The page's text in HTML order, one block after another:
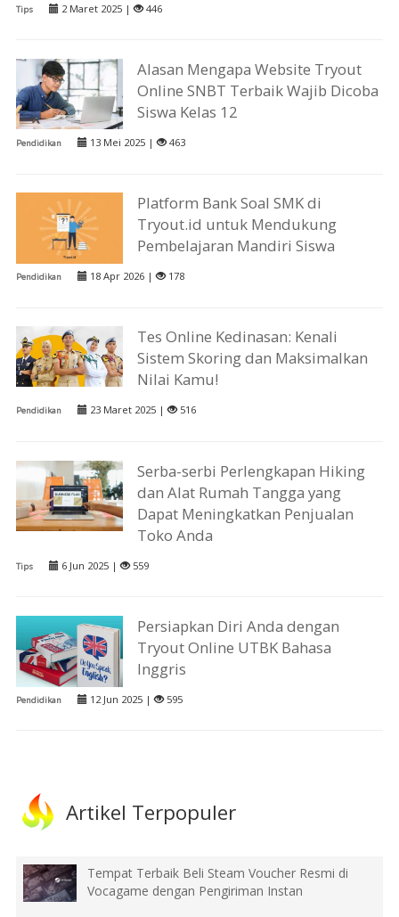
Tips 2 Maret 2025 | 446
Alasan Mengapa Website Tryout
Online SNBT Terbaik Wajib Dicoba
Siswa Kelas 12
Pendidikan 13 Mei 2025 | 463
Platform Bank Soal SMK di
Tryout.id untuk Mendukung
Pembelajaran Mandiri Siswa
Pendidikan 18 Apr 2026 | 178
Tes Online Kedinasan: Kenali
Sistem Skoring dan Maksimalkan
Nilai Kamu!
Pendidikan 23 Maret 2025 | 516
Serba-serbi Perlengkapan Hiking
dan Alat Rumah Tangga yang
Dapat Meningkatkan Penjualan
Toko Anda
Tips 6 Jun 2025 | 559
Persiapkan Diri Anda dengan
Tryout Online UTBK Bahasa
Inggris
Pendidikan 12 Jun 2025 | 595
Artikel Terpopuler
Tempat Terbaik Beli Steam Voucher Resmi di
Vocagame dengan Pengiriman Instan